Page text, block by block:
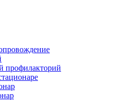
профилакторий